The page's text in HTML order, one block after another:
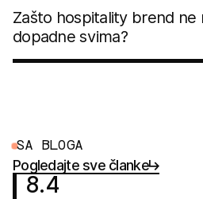
Zašto hospitality brend ne
dopadne svima?
SA BLOGA
Pogledajte sve članke
8.4